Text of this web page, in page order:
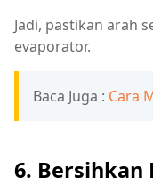
Jadi, pastikan arah
evaporator.
Baca Juga : Cara
6. Bersihkan